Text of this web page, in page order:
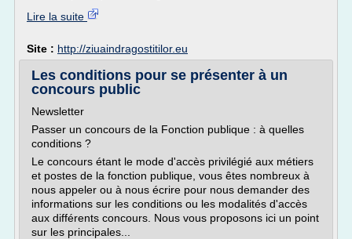
Lire la suite
Site : http://ziuaindragostitilor.eu
Les conditions pour se présenter à un
concours public
Newsletter
Passer un concours de la Fonction publique : à quelles
conditions ?
Le concours étant le mode d'accès privilégié aux métiers
et postes de la fonction publique, vous êtes nombreux à
nous appeler ou à nous écrire pour nous demander des
informations sur les conditions ou les modalités d'accès
aux différents concours. Nous vous proposons ici un point
sur les principales...